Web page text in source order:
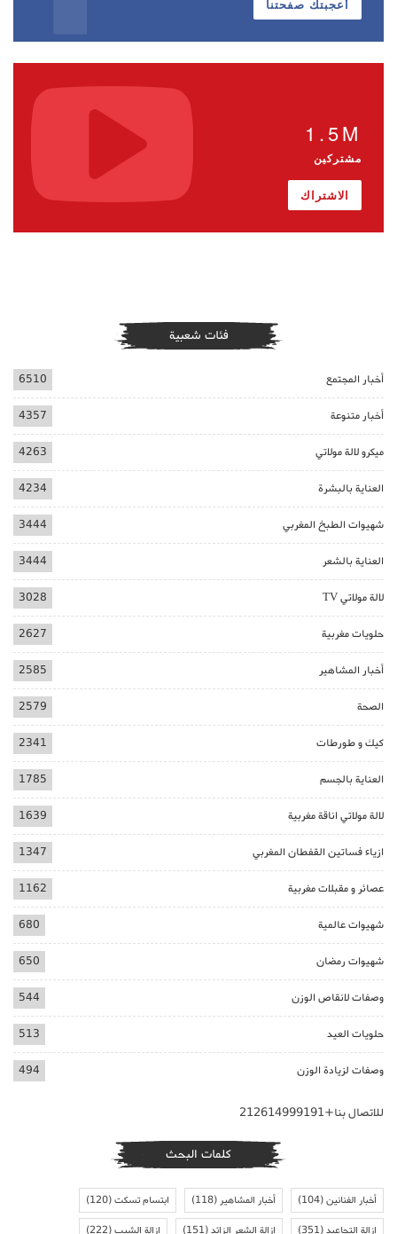
أعجبتك صفحتنا
1.5M
مشتركين
الاشتراك
فئات شعبية
أخبار المجتمع 6510
أخبار متنوعة 4357
ميكرو لالة مولاتي 4263
العناية بالبشرة 4234
شهيوات الطبخ المغربي 3444
العناية بالشعر 3444
لالة مولاتي TV 3028
حلويات مغربية 2627
أخبار المشاهير 2585
الصحة 2579
كيك و طورطات 2341
العناية بالجسم 1785
لالة مولاتي اناقة مغربية 1639
ازياء فساتين القفطان المغربي 1347
عصائر و مقبلات مغربية 1162
شهيوات عالمية 680
شهيوات رمضان 650
وصفات لانقاص الوزن 544
حلويات العيد 513
وصفات لزيادة الوزن 494
للاتصال بنا+212614999191
كلمات البحث
أخبار الفنانين(104) أخبار المشاهير(118) ابتسام تسكت(120)
ازالة التجاعيد(351) ازالة الشعر الزائد(151) ازالة الشيب(222)